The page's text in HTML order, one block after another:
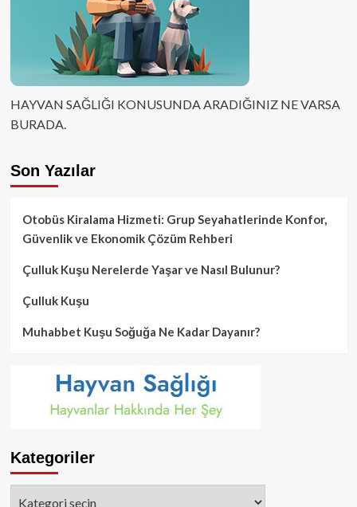
HAYVAN SAĞLIĞI KONUSUNDA ARADIĞINIZ NE VARSA
BURADA.
Son Yazılar
Otobüs Kiralama Hizmeti: Grup Seyahatlerinde Konfor,
Güvenlik ve Ekonomik Çözüm Rehberi
Çulluk Kuşu Nerelerde Yaşar ve Nasıl Bulunur?
Çulluk Kuşu
Muhabbet Kuşu Soğuğa Ne Kadar Dayanır?
Kategoriler